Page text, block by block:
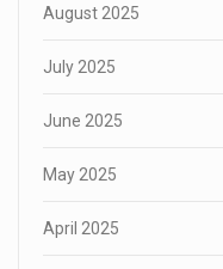
August 2025
July 2025
June 2025
May 2025
April 2025